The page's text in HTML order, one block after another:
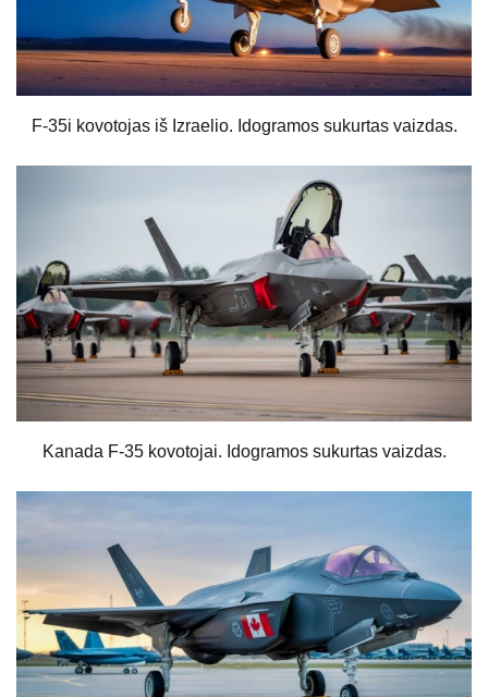
F-35i kovotojas iš Izraelio. Idogramos sukurtas vaizdas.
Kanada F-35 kovotojai. Idogramos sukurtas vaizdas.